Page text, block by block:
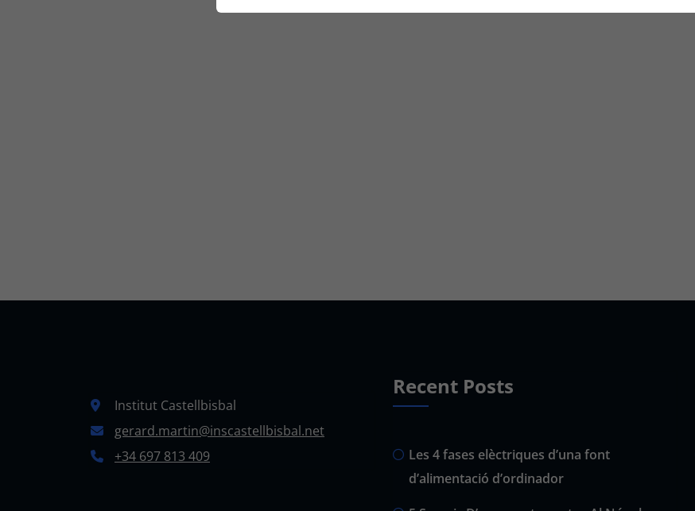
Institut Castellbisbal
gerard.martin@inscastellbisbal.net
+34 697 813 409
Recent Posts
Les 4 fases elèctriques d’una font
d’alimentació d’ordinador